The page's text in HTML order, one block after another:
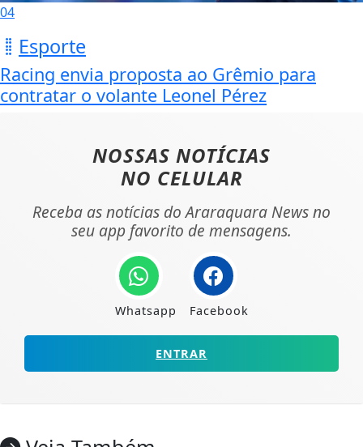
04
Esporte
Racing envia proposta ao Grêmio para
contratar o volante Leonel Pérez
NOSSAS NOTÍCIAS
NO CELULAR
Receba as notícias do Araraquara News no
seu app favorito de mensagens.
Whatsapp Facebook
ENTRAR